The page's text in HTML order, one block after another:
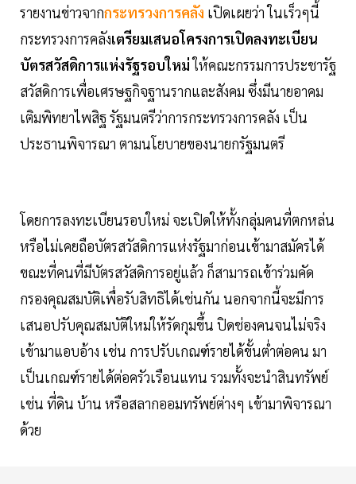
รายงานข่าวจากกระทรวงการคลัง เปิดเผยว่า ในเร็วๆนี้
กระทรวงการคลังเตรียมเสนอโครงการเปิดลงทะเบียน
บัตรสวัสดิการแห่งรัฐรอบใหม่ให้คณะกรรมการประชารัฐ
สวัสดิการเพื่อเศรษฐกิจฐานรากและสังคม ซึ่งมีนายอาคม
เติมพิทยาไพสิฐ รัฐมนตรีว่าการกระทรวงการคลัง เป็น
ประธานพิจารณา ตามนโยบายของนายกรัฐมนตรี
โดยการลงทะเบียนรอบใหม่ จะเปิดให้ทั้งกลุ่มคนที่ตกหล่น
หรือไม่เคยถือบัตรสวัสดิการแห่งรัฐมาก่อนเข้ามาสมัครได้
ขณะที่คนที่มีบัตรสวัสดิการอยู่แล้ว ก็สามารถเข้าร่วมคัด
กรองคุณสมบัติเพื่อรับสิทธิได้เช่นกัน นอกจากนี้จะมีการ
เสนอปรับคุณสมบัติใหม่ให้รัดกุมขึ้น ปิดช่องคนจนไม่จริง
เข้ามาแอบอ้าง เช่น การปรับเกณฑ์รายได้ขั้นต่ำต่อคน มา
เป็นเกณฑ์รายได้ต่อครัวเรือนแทน รวมทั้งจะนำสินทรัพย์
เช่น ที่ดิน บ้าน หรือสลากออมทรัพย์ต่างๆ เข้ามาพิจารณา
ด้วย